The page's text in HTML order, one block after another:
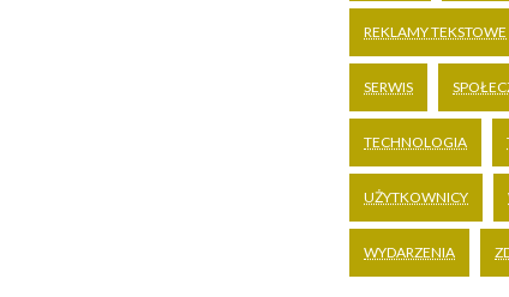
REKLAMY TEKSTOWE
SERWIS
TECHNOLOGIA
UŻYTKOWNICY
WYDARZENIA